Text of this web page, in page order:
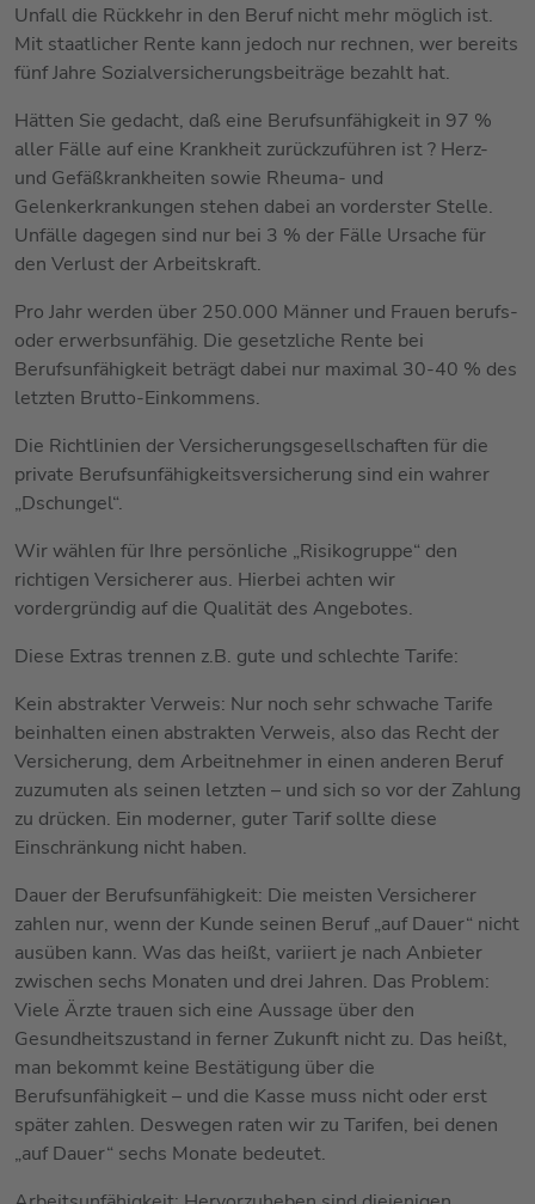
Unfall die Rückkehr in den Beruf nicht mehr möglich ist.
Mit staatlicher Rente kann jedoch nur rechnen, wer bereits
fünf Jahre Sozialversicherungsbeiträge bezahlt hat.
Hätten Sie gedacht, daß eine Berufsunfähigkeit in 97 %
aller Fälle auf eine Krankheit zurückzuführen ist ? Herz-
und Gefäßkrankheiten sowie Rheuma- und
Gelenkerkrankungen stehen dabei an vorderster Stelle.
Unfälle dagegen sind nur bei 3 % der Fälle Ursache für
den Verlust der Arbeitskraft.
Pro Jahr werden über 250.000 Männer und Frauen berufs-
oder erwerbsunfähig. Die gesetzliche Rente bei
Berufsunfähigkeit beträgt dabei nur maximal 30-40 % des
letzten Brutto-Einkommens.
Die Richtlinien der Versicherungsgesellschaften für die
private Berufsunfähigkeitsversicherung sind ein wahrer
„Dschungel“.
Wir wählen für Ihre persönliche „Risikogruppe“ den
richtigen Versicherer aus. Hierbei achten wir
vordergründig auf die Qualität des Angebotes.
Diese Extras trennen z.B. gute und schlechte Tarife:
Kein abstrakter Verweis: Nur noch sehr schwache Tarife
beinhalten einen abstrakten Verweis, also das Recht der
Versicherung, dem Arbeitnehmer in einen anderen Beruf
zuzumuten als seinen letzten – und sich so vor der Zahlung
zu drücken. Ein moderner, guter Tarif sollte diese
Einschränkung nicht haben.
Dauer der Berufsunfähigkeit: Die meisten Versicherer
zahlen nur, wenn der Kunde seinen Beruf „auf Dauer“ nicht
ausüben kann. Was das heißt, variiert je nach Anbieter
zwischen sechs Monaten und drei Jahren. Das Problem:
Viele Ärzte trauen sich eine Aussage über den
Gesundheitszustand in ferner Zukunft nicht zu. Das heißt,
man bekommt keine Bestätigung über die
Berufsunfähigkeit – und die Kasse muss nicht oder erst
später zahlen. Deswegen raten wir zu Tarifen, bei denen
„auf Dauer“ sechs Monate bedeutet.